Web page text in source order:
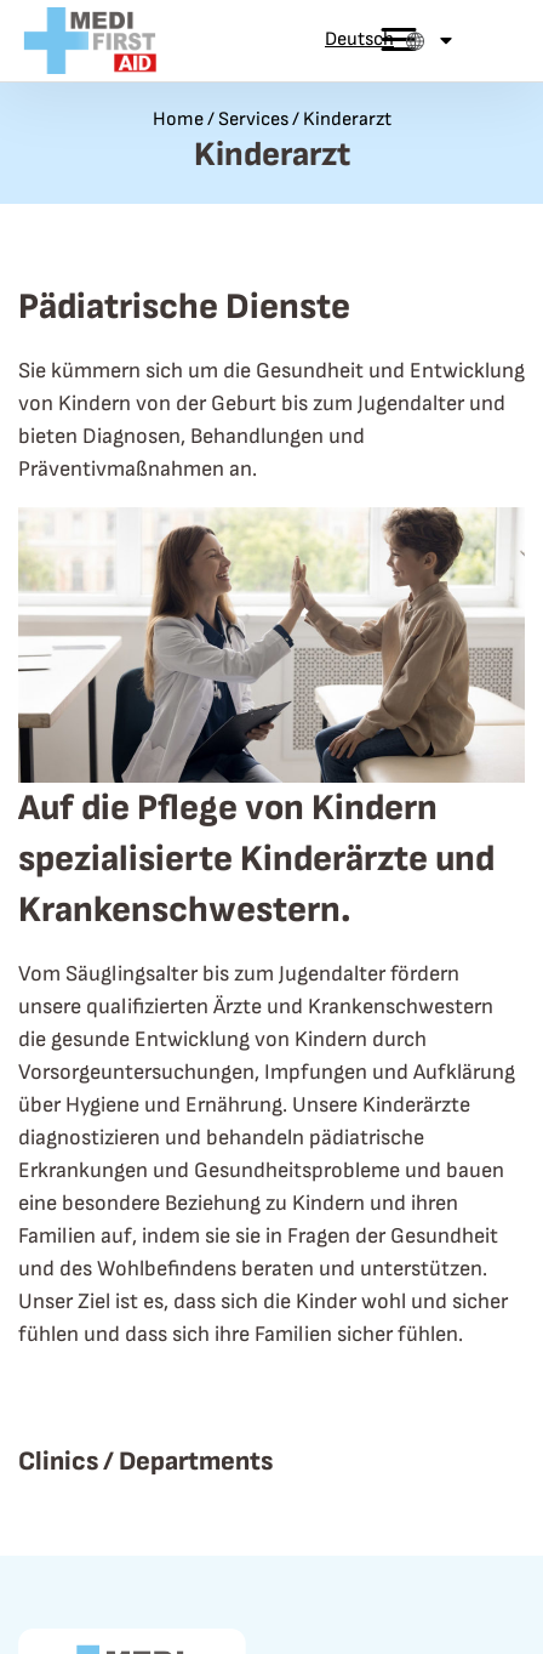
Zum Inhalt springen
Deutsch
Home/Services/ Kinderarzt
Kinderarzt
Pädiatrische Dienste
Sie kümmern sich um die Gesundheit und Entwicklung
von Kindern von der Geburt bis zum Jugendalter und
bieten Diagnosen, Behandlungen und
Präventivmaßnahmen an.
Auf die Pflege von Kindern
spezialisierte Kinderärzte und
Krankenschwestern.
Vom Säuglingsalter bis zum Jugendalter fördern
unsere qualifizierten Ärzte und Krankenschwestern
die gesunde Entwicklung von Kindern durch
Vorsorgeuntersuchungen, Impfungen und Aufklärung
über Hygiene und Ernährung. Unsere Kinderärzte
diagnostizieren und behandeln pädiatrische
Erkrankungen und Gesundheitsprobleme und bauen
eine besondere Beziehung zu Kindern und ihren
Familien auf, indem sie sie in Fragen der Gesundheit
und des Wohlbefindens beraten und unterstützen.
Unser Ziel ist es, dass sich die Kinder wohl und sicher
fühlen und dass sich ihre Familien sicher fühlen.
Clinics / Departments